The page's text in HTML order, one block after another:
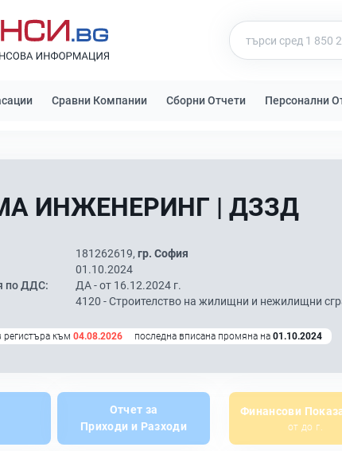
Сравни Компании Сборни Отчети Персонални
ИНЖЕНЕРИНГ | ДЗЗД
181262619, гр. София
01.10.2024
по ДДС:
ДА - от 16.12.2024 г.
4120 -Строителство на жилищни и нежилищни
регистъра към 04.08.2026 последна вписана промяна на 01.10.2024
Отчет за
Приходи и Разходи
Финансови
от до г.